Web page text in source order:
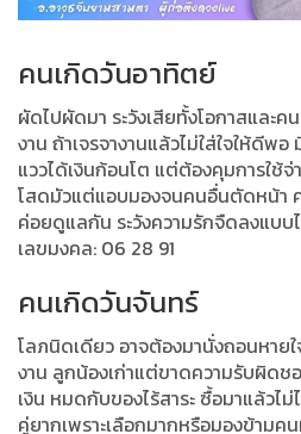
คนเกิดวันอาทิตย์
ผัดไปผัดมา ระวังเสียทั้งโอกาสและ
งาน ถ้าเจรจางานแล้วไม่ใส่ใจให้ดีพ
แววได้เงินก้อนโต แต่ต้องคุมการใช้
โสดมัวแต่แอบมองจนคนอื่นตัดหน้า
ค่อยดูแลกัน ระวังความรักจืดลงแบบ
เลขมงคล: 06 28 91
คนเกิดวันจันทร์
โลภนิดเดียว อาจต้องมานั่งถอนหาย
งาน ลูกน้องเก่าแต่ขาดความรับผิดช
เงิน หมดกับของไร้สาระ ซื้อมาแล้วไ
คู่ยากเพราะเลือกมากหรือมองข้ามค